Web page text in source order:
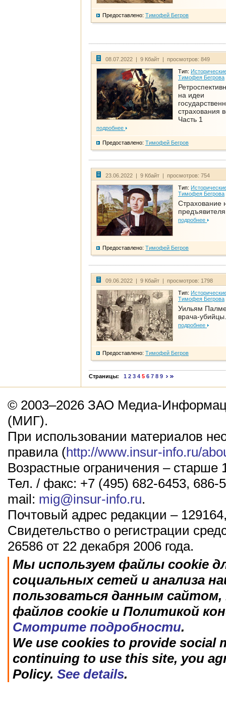
Предоставлено: Тимофей Бегров
08.07.2022 | 9 Кбайт | просмотров: 849
Тип:
Тимофея Бегрова
на идеи
страхования
Часть 1
подробнее
Предоставлено: Тимофей Бегров
23.06.2022 | 9 Кбайт | просмотров: 754
Тип:
Тимофея Бегрова
Страхование
предъявителя
подробнее
Предоставлено: Тимофей Бегров
09.06.2022 | 9 Кбайт | просмотров: 1798
Тип:
Тимофея Бегрова
Уильям
врача-
подробнее
Предоставлено: Тимофей Бегров
Страницы: 1 2 3 4 5 6 7 8 9
© 2003–2026 ЗАО Медиа-
(МИГ).
При использовании материалов
правила (http://www.insur-info.ru/
Возрастные ограничения – старше
Тел. / факс: +7 (495) 682-6453, 686-
mail: mig@insur-info.ru.
Почтовый адрес редакции –
Свидетельство о регистрации
26586 от 22 декабря 2006 года.
Мы используем файлы cookie
социальных сетей и анализа
пользоваться данным
файлов cookie и Политикой
Смотрите подробности.
We use cookies to provide social
continuing to use this site, you
Policy. See details.